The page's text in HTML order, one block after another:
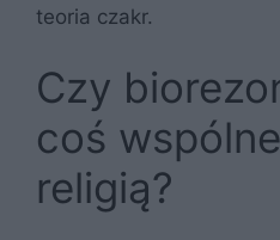
teoria czakr.
Czy
coś
religią?